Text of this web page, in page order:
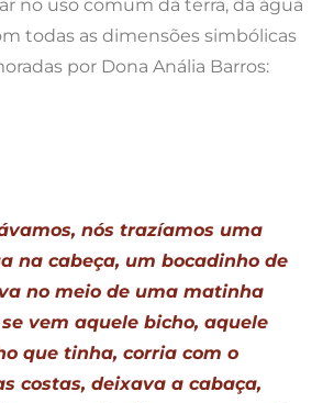
no uso comum da terra, da água
todas as dimensões simbólicas
por Dona Anália Barros:
nós trazíamos uma
na cabeça, um bocadinho de
no meio de uma matinha
vem aquele bicho, aquele
que tinha, corria com o
costas, deixava a cabaça,